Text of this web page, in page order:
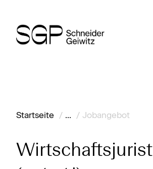
Startseite ... Jobangebot
Wirtschaftsjurist